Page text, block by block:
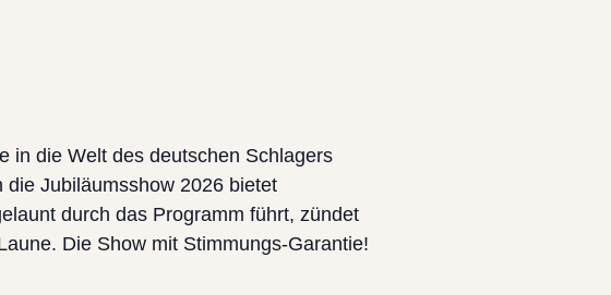
in die Welt des deutschen Schlagers
die Jubiläumsshow 2026 bietet
durch das Programm führt, zündet
Die Show mit Stimmungs-Garantie!